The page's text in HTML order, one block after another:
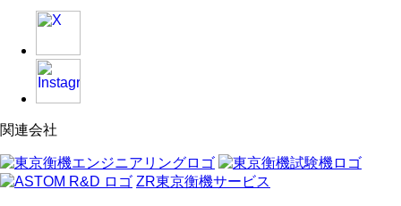
関連会社
ZR東京衡機サービス